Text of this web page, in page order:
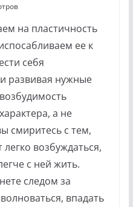
на пластичность
ее к
себя
развивая нужные
а не
смиритесь с тем,
легко возбуждаться,
с ней жить.
следом за
впадать